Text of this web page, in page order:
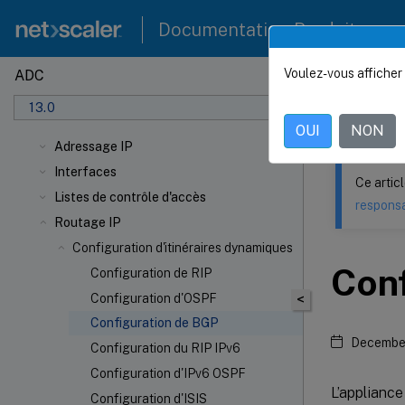
Documentation Produit
ADC
13.0
Adressage IP
Interfaces
Listes de contrôle d'accès
Routage IP
Configuration d'itinéraires dynamiques
Configuration de RIP
Configuration d'OSPF
Configuration de BGP
Configuration du RIP IPv6
Configuration d'IPv6 OSPF
Configuration d'ISIS
Ce contenu a
<
Ce
Voulez-vous
OUI NON